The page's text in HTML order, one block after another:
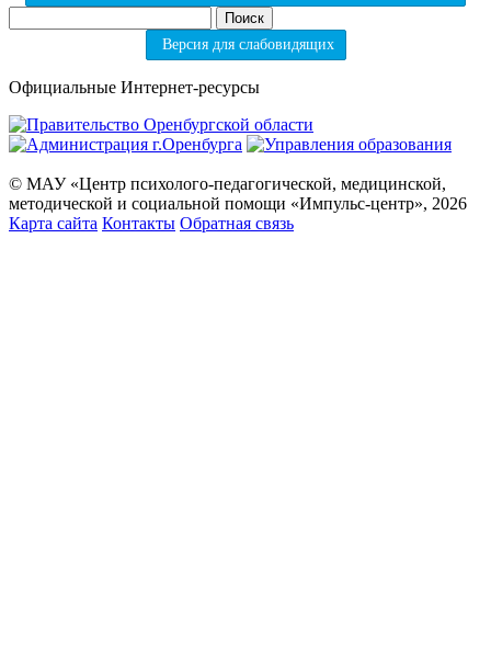
Версия для слабовидящих
Официальные Интернет-ресурсы
© МАУ «Центр психолого-педагогической, медицинской,
методической и социальной помощи «Импульс-центр», 2026
Карта сайта Контакты Обратная связь